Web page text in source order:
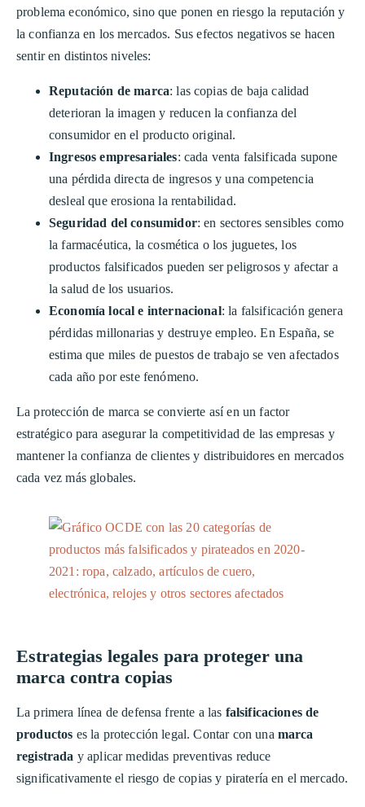
problema económico, sino que ponen en riesgo la reputación y
la confianza en los mercados. Sus efectos negativos se hacen
sentir en distintos niveles:
Reputación de marca: las copias de baja calidad
deterioran la imagen y reducen la confianza del
consumidor en el producto original.
Ingresos empresariales: cada venta falsificada supone
una pérdida directa de ingresos y una competencia
desleal que erosiona la rentabilidad.
Seguridad del consumidor: en sectores sensibles como
la farmacéutica, la cosmética o los juguetes, los
productos falsificados pueden ser peligrosos y afectar a
la salud de los usuarios.
Economía local e internacional: la falsificación genera
pérdidas millonarias y destruye empleo. En España, se
estima que miles de puestos de trabajo se ven afectados
cada año por este fenómeno.
La protección de marca se convierte así en un factor
estratégico para asegurar la competitividad de las empresas y
mantener la confianza de clientes y distribuidores en mercados
cada vez más globales.
Estrategias legales para proteger una
marca contra copias
La primera línea de defensa frente a las falsificaciones de
productos es la protección legal. Contar con una marca
registrada y aplicar medidas preventivas reduce
significativamente el riesgo de copias y piratería en el mercado.